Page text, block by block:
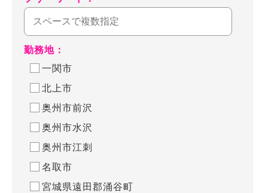
勤務地：
一関市
北上市
奥州市前沢
奥州市水沢
奥州市江刺
名取市
宮城県遠田郡涌谷町